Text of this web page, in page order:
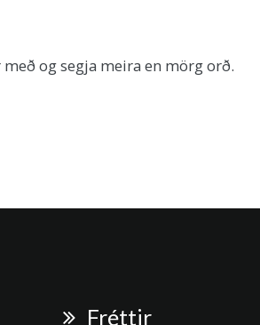
og segja meira en mörg orð.
Fréttir